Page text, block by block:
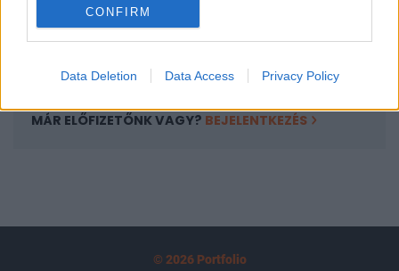
CONFIRM
Data Deletion Data Access Privacy Policy
kötéslistái
MÁR ELŐFIZETŐNK VAGY? BEJELENTKEZÉS
© 2026 Portfolio